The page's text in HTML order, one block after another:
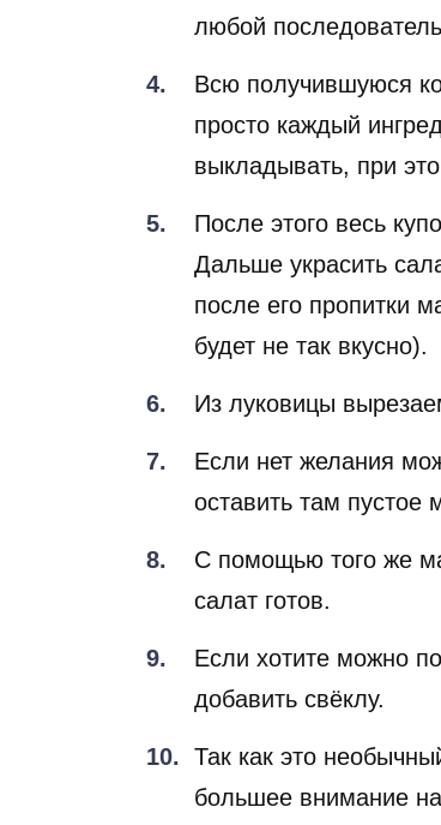
любой
Всю получившуюся
просто каждый
выкладывать, при
После этого весь
Дальше украсить
после его пропитки
будет не так вкусно).
Из луковицы
Если нет желания
оставить там
С помощью того же
салат готов.
Если хотите можно
добавить свёклу.
Так как это
большее внимание